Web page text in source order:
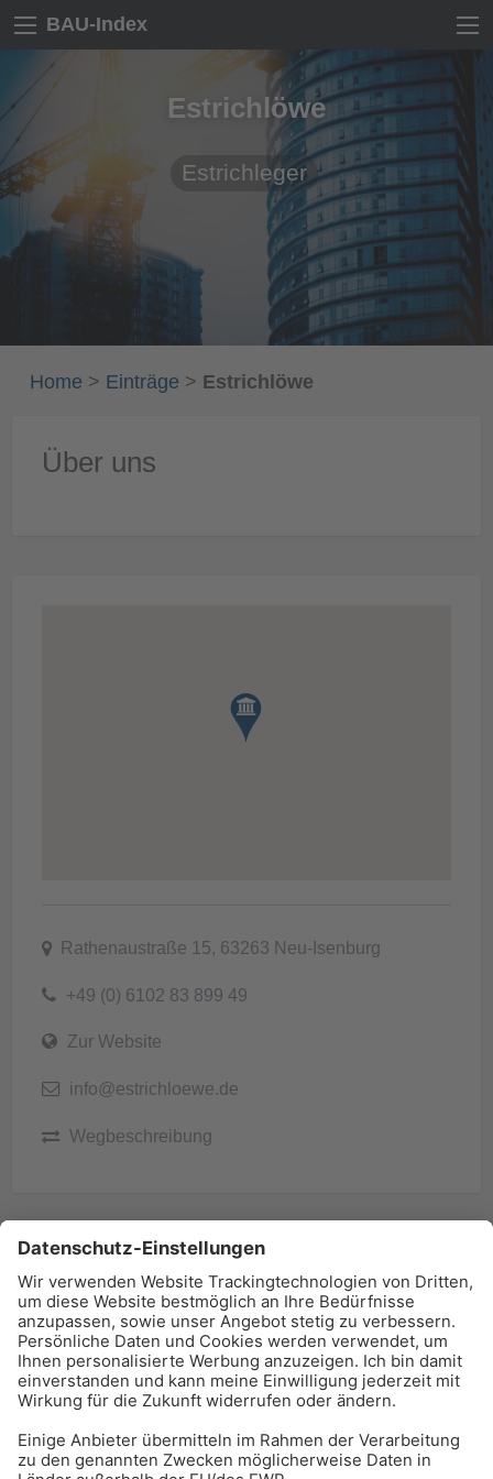
BAU-Index
Estrichlöwe
Estrichleger
Home > Einträge > Estrichlöwe
Über uns
Rathenaustraße 15, 63263 Neu-Isenburg
+49 (0) 6102 83 899 49
Zur Website
info@estrichloewe.de
Wegbeschreibung
BAU-Index Newsletter
Erhalten Sie regelmäßig Benachrichtigungen zu den